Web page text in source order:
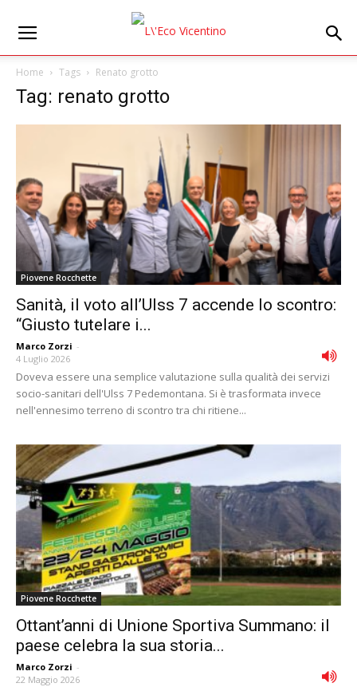
Home Tags Renato grotto
Tag: renato grotto
Piovene Rocchette
Sanità, il voto all’Ulss 7 accende lo scontro:
“Giusto tutelare i...
Marco Zorzi -
4 Luglio 2026
Doveva essere una semplice valutazione sulla qualità dei servizi
socio-sanitari dell'Ulss 7 Pedemontana. Si è trasformata invece
nell'ennesimo terreno di scontro tra chi ritiene...
Piovene Rocchette
Ottant’anni di Unione Sportiva Summano: il
paese celebra la sua storia...
Marco Zorzi -
22 Maggio 2026